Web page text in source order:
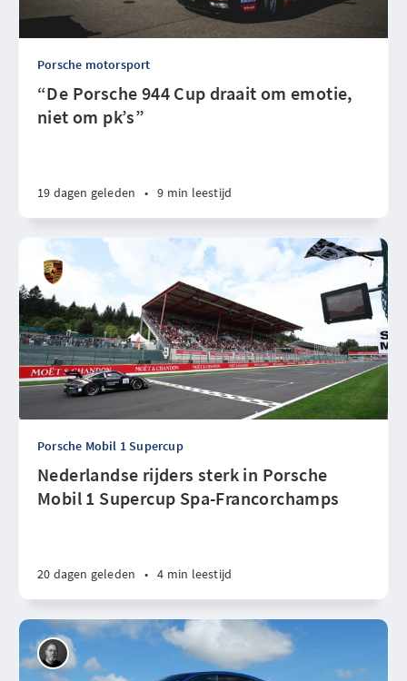
Porsche motorsport
“De Porsche 944 Cup draait om emotie,
niet om pk’s”
19 dagen geleden • 9 min leestijd
Porsche Mobil 1 Supercup
Nederlandse rijders sterk in Porsche
Mobil 1 Supercup Spa-Francorchamps
20 dagen geleden • 4 min leestijd